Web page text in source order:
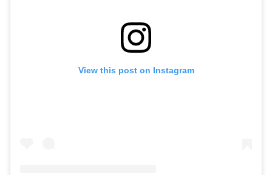
View this post on Instagram